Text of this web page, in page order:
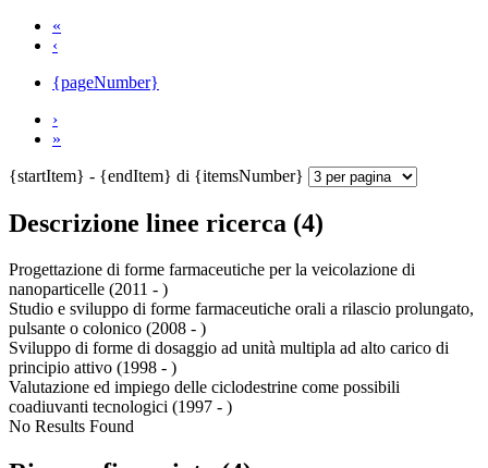
«
‹
{pageNumber}
›
»
{startItem} - {endItem} di {itemsNumber}
Descrizione linee ricerca (4)
Progettazione di forme farmaceutiche per la veicolazione di
nanoparticelle (2011 - )
Studio e sviluppo di forme farmaceutiche orali a rilascio prolungato,
pulsante o colonico (2008 - )
Sviluppo di forme di dosaggio ad unità multipla ad alto carico di
principio attivo (1998 - )
Valutazione ed impiego delle ciclodestrine come possibili
coadiuvanti tecnologici (1997 - )
No Results Found